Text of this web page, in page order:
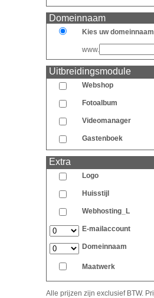
Domeinnaam
Kies uw domeinnaam
www.
Uitbreidingsmodule
Webshop
Fotoalbum
Videomanager
Gastenboek
Extra
Logo
Huisstijl
Webhosting_L
E-mailaccount
Domeinnaam
Maatwerk
Alle prijzen zijn exclusief BTW.